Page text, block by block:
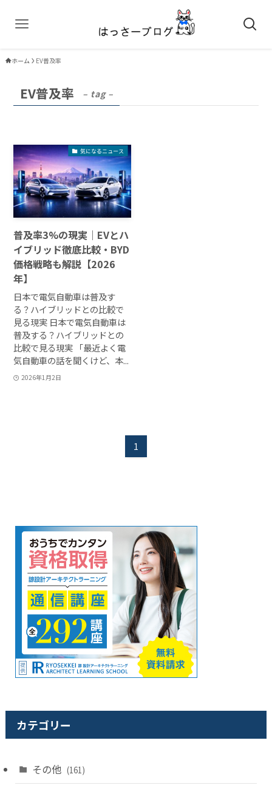
ホーム EV普及率
EV普及率 – tag –
気になるニュース
普及率3%の現実｜EVとハ
イブリッド徹底比較・BYD
価格戦略も解説【2026
年】
日本で電気自動車は普及す
る？ハイブリッドとの比較で
見る現実 日本で電気自動車は
普及する？ハイブリッドとの
比較で見る現実 「最近よく電
気自動車の話を聞くけど、本...
2026年1月2日
1
カテゴリー
その他 (161)